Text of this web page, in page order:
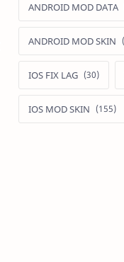
ANDROID MOD DATA
ANDROID MOD SKIN
IOS FIX LAG
IOS MOD SKIN